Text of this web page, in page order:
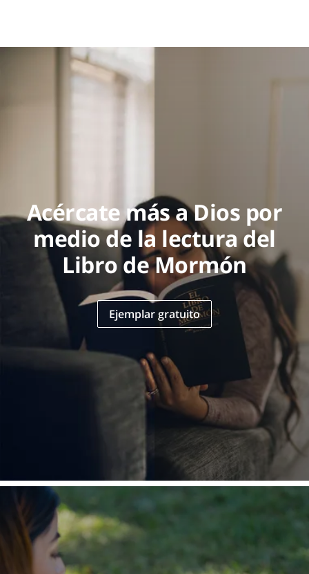
Acércate más a Dios por
medio de la lectura del
Libro de Mormón
Ejemplar gratuito